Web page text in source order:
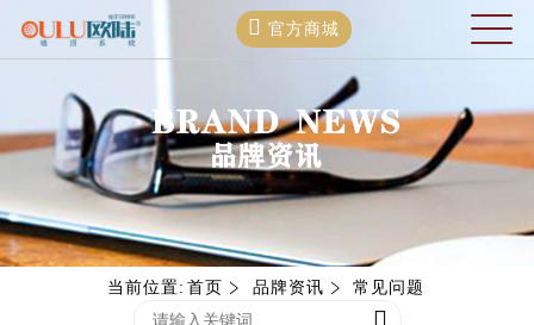
官方商城
当前位置: 首页 品牌资讯 常见问题